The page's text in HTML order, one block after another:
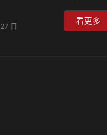
津樂道，據說甚至不少黑白兩
不過當年渦輪科技不似現今成
一般版Thema的動力性能已
日
看更多